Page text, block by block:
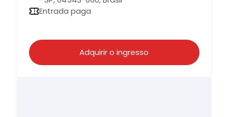
Entrada paga
Adquirir o ingresso